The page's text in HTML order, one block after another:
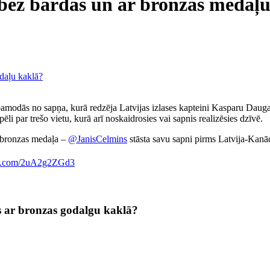
bārdas un ar bronzas
no sapņa, kurā redzēja Latvijas izlases kapteini Kasparu
par trešo vietu, kurā arī noskaidrosies vai sapnis realizēsies dzīvē.
medaļa – @JanisCelmins stāsta savu sapni pirms Latvija-
2uA2g2ZGd3
ar bronzas godalgu kaklā?